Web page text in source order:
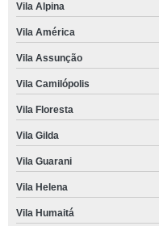
Vila Alpina
Vila América
Vila Assunção
Vila Camilópolis
Vila Floresta
Vila Gilda
Vila Guarani
Vila Helena
Vila Humaitá